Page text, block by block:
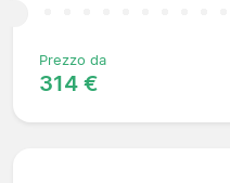
Prezzo da
314 €